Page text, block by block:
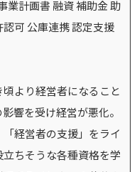
業計画書 融資 補助金 助
可 公庫連携 認定支援
より経営者になること
響を受け経営が悪化。
経営者の支援」をライ
ちそうな各種資格を学